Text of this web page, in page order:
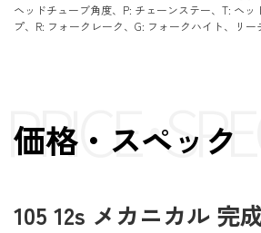
ヘッドチューブ角度、P: チェーンステー、T: ヘッ
プ、R: フォークレーク、G: フォークハイト、リー
価格・スペック
PRICE･
105 12s メカニカル 完